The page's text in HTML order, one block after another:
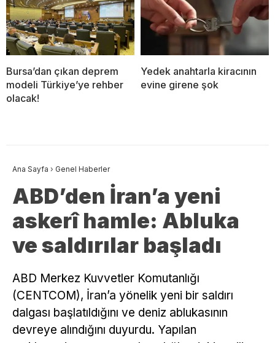
Bursa’dan çıkan deprem
modeli Türkiye’ye rehber
olacak!
Yedek anahtarla kiracının
evine girene şok
Ana Sayfa › Genel Haberler
ABD’den İran’a yeni
askerî hamle: Abluka
ve saldırılar başladı
ABD Merkez Kuvvetler Komutanlığı
(CENTCOM), İran’a yönelik yeni bir saldırı
dalgası başlatıldığını ve deniz ablukasının
devreye alındığını duyurdu. Yapılan